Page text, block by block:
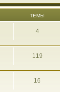
ТЕМЫ
4
119
16